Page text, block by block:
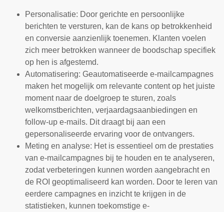
Personalisatie: Door gerichte en persoonlijke
berichten te versturen, kan de kans op betrokkenheid
en conversie aanzienlijk toenemen. Klanten voelen
zich meer betrokken wanneer de boodschap specifiek
op hen is afgestemd.
Automatisering: Geautomatiseerde e-mailcampagnes
maken het mogelijk om relevante content op het juiste
moment naar de doelgroep te sturen, zoals
welkomstberichten, verjaardagsaanbiedingen en
follow-up e-mails. Dit draagt bij aan een
gepersonaliseerde ervaring voor de ontvangers.
Meting en analyse: Het is essentieel om de prestaties
van e-mailcampagnes bij te houden en te analyseren,
zodat verbeteringen kunnen worden aangebracht en
de ROI geoptimaliseerd kan worden. Door te leren van
eerdere campagnes en inzicht te krijgen in de
statistieken, kunnen toekomstige e-